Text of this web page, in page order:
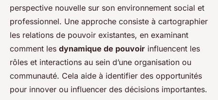
perspective nouvelle sur son environnement social et
professionnel. Une approche consiste à cartographier
les relations de pouvoir existantes, en examinant
comment les dynamique de pouvoir influencent les
rôles et interactions au sein d’une organisation ou
communauté. Cela aide à identifier des opportunités
pour innover ou influencer des décisions importantes.